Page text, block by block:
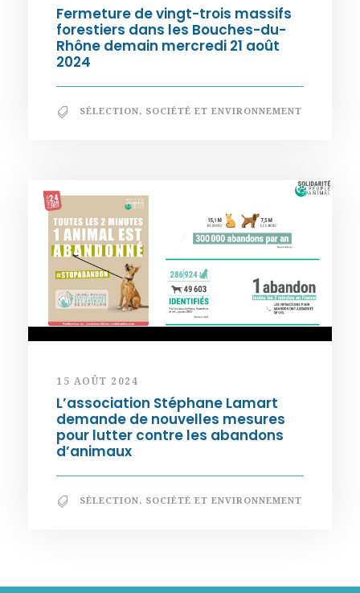
Fermeture de vingt-trois massifs
forestiers dans les Bouches-du-
Rhône demain mercredi 21 août
2024
SÉLECTION, SOCIÉTÉ ET ENVIRONNEMENT
15 AOÛT 2024
L’association Stéphane Lamart
demande de nouvelles mesures
pour lutter contre les abandons
d’animaux
SÉLECTION, SOCIÉTÉ ET ENVIRONNEMENT